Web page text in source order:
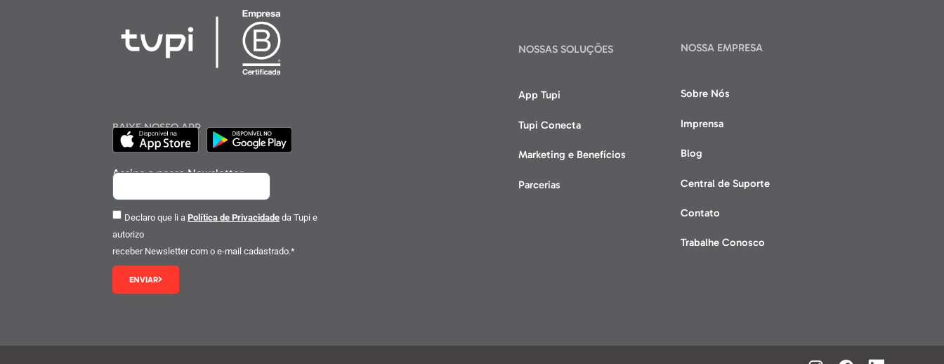
BAIXE NOSSO APP
Assine a nossa Newsletter
Declaro que li a Política de Privacidade da Tupi e
autorizo
receber Newsletter com o e-mail cadastrado.*
ENVIAR
NOSSAS SOLUÇÕES
App Tupi
Tupi Conecta
Marketing e Benefícios
Parcerias
NOSSA EMPRESA
Sobre Nós
Imprensa
Blog
Central de Suporte
Contato
Trabalhe Conosco